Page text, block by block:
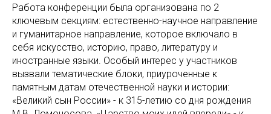
Работа конференции была организована по 2
ключевым секциям: естественно-научное направление
и гуманитарное направление, которое включало в
себя искусство, историю, право, литературу и
иностранные языки. Особый интерес у участников
вызвали тематические блоки, приуроченные к
памятным датам отечественной науки и истории:
«Великий сын России» - к 315-летию со дня рождения